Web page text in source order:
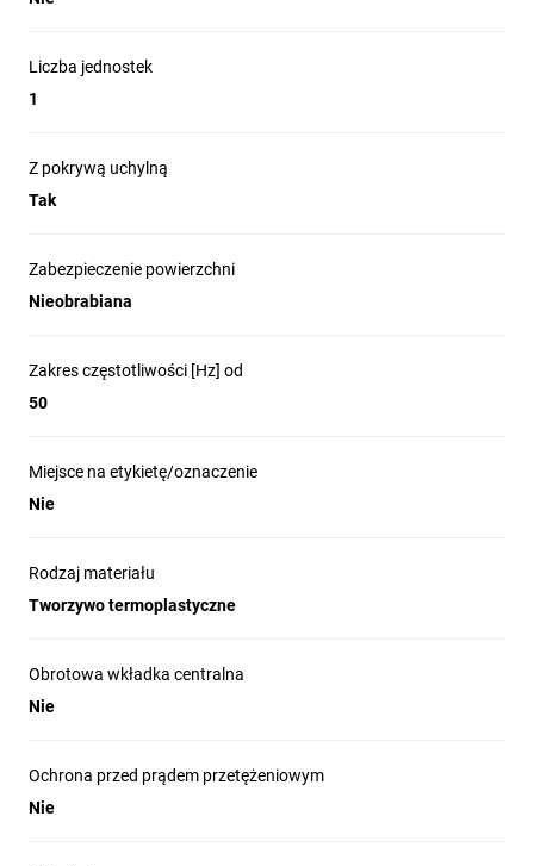
Liczba jednostek
1
Z pokrywą uchylną
Tak
Zabezpieczenie powierzchni
Nieobrabiana
Zakres częstotliwości [Hz] od
50
Miejsce na etykietę/oznaczenie
Nie
Rodzaj materiału
Tworzywo termoplastyczne
Obrotowa wkładka centralna
Nie
Ochrona przed prądem przetężeniowym
Nie